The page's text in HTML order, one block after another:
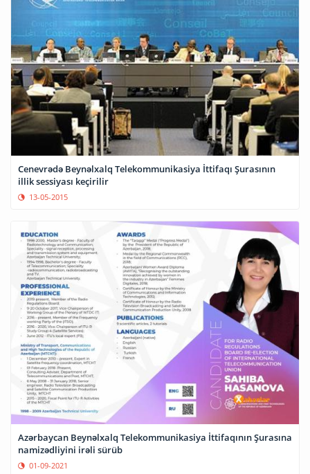
Cenevrədə Beynəlxalq Telekommunikasiya İttifaqı Şurasının
illik sessiyası keçirilir
13-05-2015
Azərbaycan Beynəlxalq Telekommunikasiya İttifaqının Şurasına
namizədliyini irəli sürüb
01-09-2021